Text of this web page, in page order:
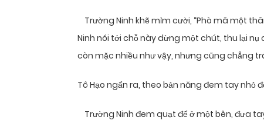
Trường Ninh khẽ mỉm cười, “Phò mã một
Ninh nói tới chỗ này dừng một chút, thu lại nụ
còn mặc nhiều như vậy, nhưng cũng chẳng
Tô Hạo ngẩn ra, theo bản năng đem tay nhỏ
Trường Ninh đem quạt để ở một bên, đưa